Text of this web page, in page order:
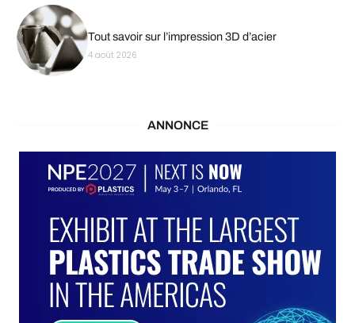
Tout savoir sur l’impression 3D d’acier
4 août 2026
ANNONCE